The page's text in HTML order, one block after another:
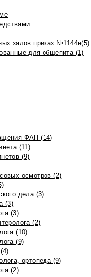
залов приказ №1144н(5)
для общепита (1)
ФАП (14)
(11)
(9)
осмотров (2)
дела (3)
(3)
(3)
(2)
(10)
(9)
ортопеда (9)
(2)